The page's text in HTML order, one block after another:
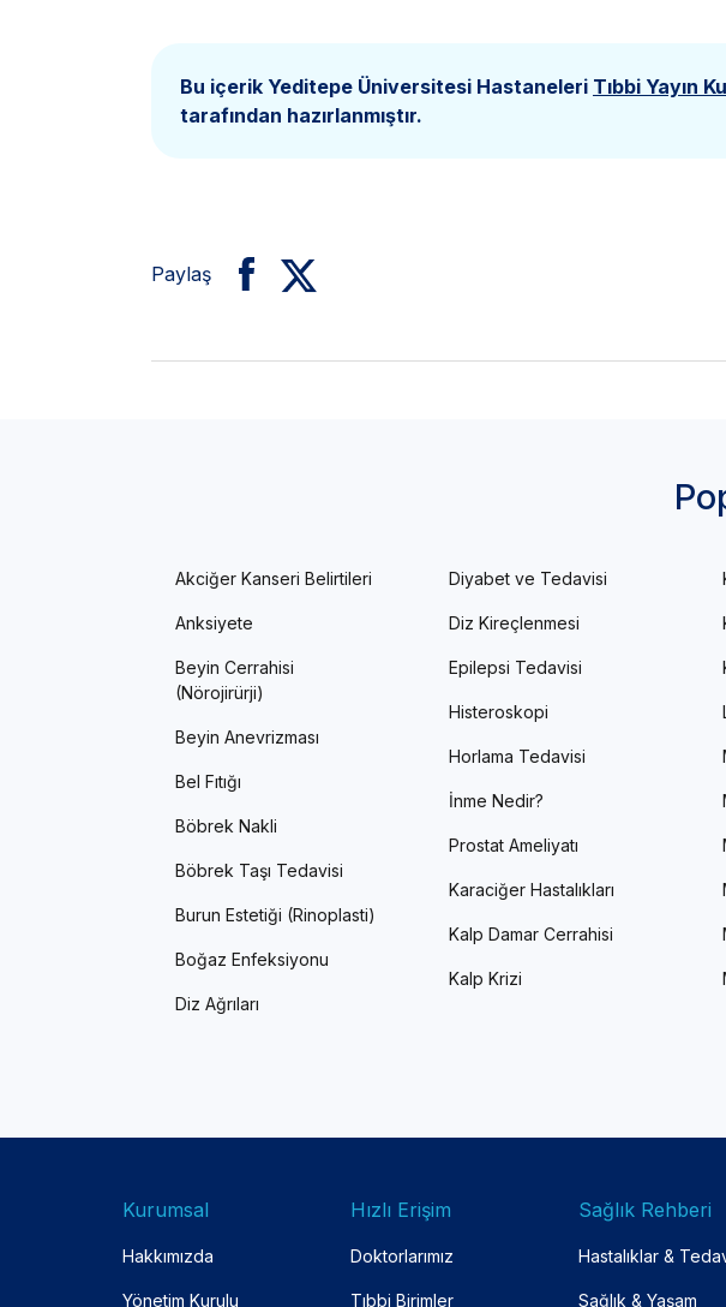
Bu içerik Yeditepe Üniversitesi Hastaneleri Tıbbi Yayın
tarafından hazırlanmıştır.
Paylaş
Akciğer Kanseri Belirtileri
Anksiyete
Beyin Cerrahisi
(Nörojirürji)
Beyin Anevrizması
Bel Fıtığı
Böbrek Nakli
Böbrek Taşı Tedavisi
Burun Estetiği (Rinoplasti)
Boğaz Enfeksiyonu
Diz Ağrıları
Diyabet ve Tedavisi
Diz Kireçlenmesi
Epilepsi Tedavisi
Histeroskopi
Horlama Tedavisi
İnme Nedir?
Prostat Ameliyatı
Karaciğer Hastalıkları
Kalp Damar Cerrahisi
Kalp Krizi
Kurumsal
Hakkımızda
Yönetim Kurulu
Hızlı Erişim
Doktorlarımız
Tıbbi Birimler
Sağlık Rehberi
Hastalıklar &
Sağlık & Yaşam